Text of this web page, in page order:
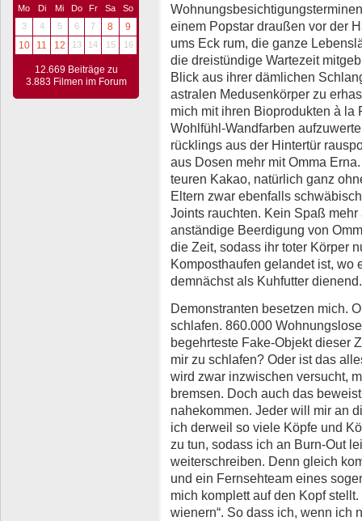
Mo Di Mi Do Fr Sa
So
3
4 5 6 7 8
9
10
11 12 13 14 15 16
12.669 Beiträge zu
3.883 Filmen im Forum
einem Popstar draußen vor der
ums Eck rum, die ganze
die dreistündige Wartezeit
Blick aus ihrer dämlichen
astralen Medusenkörper zu
mich mit ihren Bioprodukten à la
Wohlfühl-Wandfarben
rücklings aus der Hintertür
aus Dosen mehr mit Omma
teuren Kakao, natürlich ganz
Eltern zwar ebenfalls
Joints rauchten. Kein Spaß
anständige Beerdigung von
die Zeit, sodass ihr toter Körper
Komposthaufen gelandet ist, wo
demnächst als Kuhfutter dienend.
Demonstranten besetzen mich.
schlafen. 860.000
begehrteste Fake-Objekt dieser
mir zu schlafen? Oder ist das
wird zwar inzwischen versucht,
bremsen. Doch auch das
nahekommen. Jeder will mir an
ich derweil so viele Köpfe und
zu tun, sodass ich an Burn-Out
weiterschreiben. Denn gleich
und ein Fernsehteam eines
mich komplett auf den Kopf
wienern“. So dass ich, wenn ich